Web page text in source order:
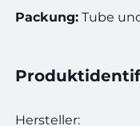
Packung: Tube
Hersteller: